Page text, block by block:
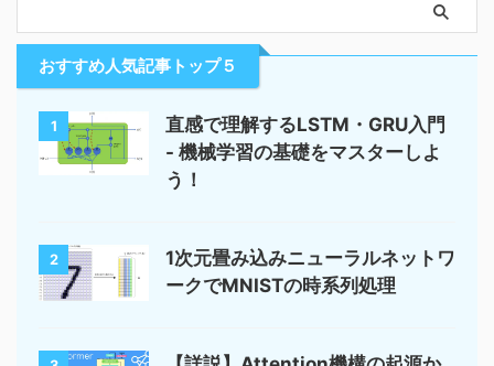
おすすめ人気記事トップ５
1
直感で理解するLSTM・GRU入門
- 機械学習の基礎をマスターしよ
う！
2
1次元畳み込みニューラルネットワ
ークでMNISTの時系列処理